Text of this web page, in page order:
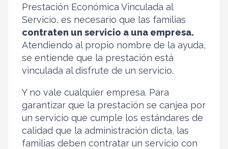
Prestación Económica Vinculada al
Servicio, es necesario que las familias
contraten un servicio a una empresa.
Atendiendo al propio nombre de la ayuda,
se entiende que la prestación está
vinculada al disfrute de un servicio.
Y no vale cualquier empresa. Para
garantizar que la prestación se canjea por
un servicio que cumple los estándares de
calidad que la administración dicta, las
familias deben contratar un servicio con